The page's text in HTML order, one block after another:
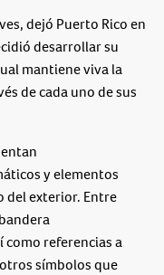
dejó Puerto Rico en
desarrollar su
mantiene viva la
de cada uno de sus
y elementos
del exterior. Entre
referencias a
símbolos que